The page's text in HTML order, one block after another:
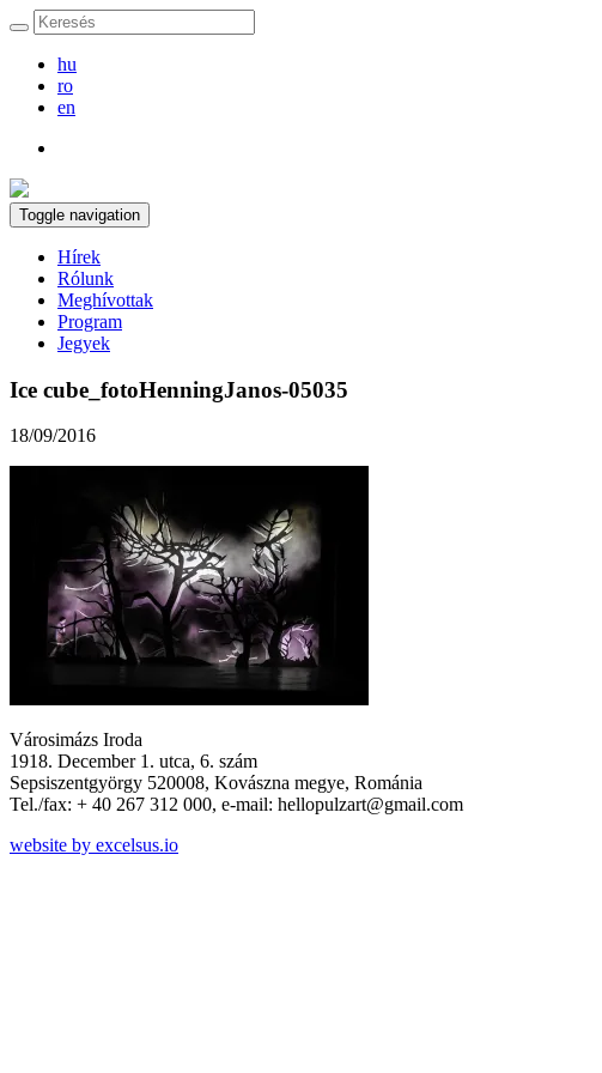
hu
ro
en
Toggle navigation
Hírek
Rólunk
Meghívottak
Program
Jegyek
Ice cube_fotoHenningJanos-05035
18/09/2016
Városimázs Iroda
1918. December 1. utca, 6. szám
Sepsiszentgyörgy 520008, Kovászna megye, Románia
Tel./fax: + 40 267 312 000, e-mail: hellopulzart@gmail.com
website by excelsus.io